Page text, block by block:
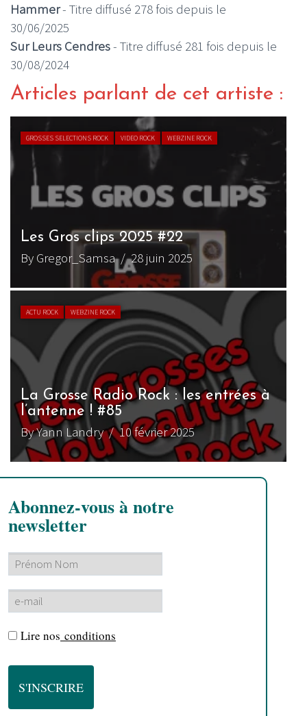
Hammer- Titre diffusé 278 fois depuis le
30/06/2025
Sur Leurs Cendres- Titre diffusé 281 fois depuis le
30/08/2024
Articles parlant de cet artiste :
GROSSES SELECTIONS ROCK VIDEO ROCK WEBZINE ROCK
Les Gros clips 2025 #22
By Gregor_Samsa/ 28 juin 2025
ACTU ROCK WEBZINE ROCK
La Grosse Radio Rock : les entrées à
l’antenne ! #85
By Yann Landry/ 10 février 2025
Abonnez-vous à notre
newsletter
Lire nos conditions